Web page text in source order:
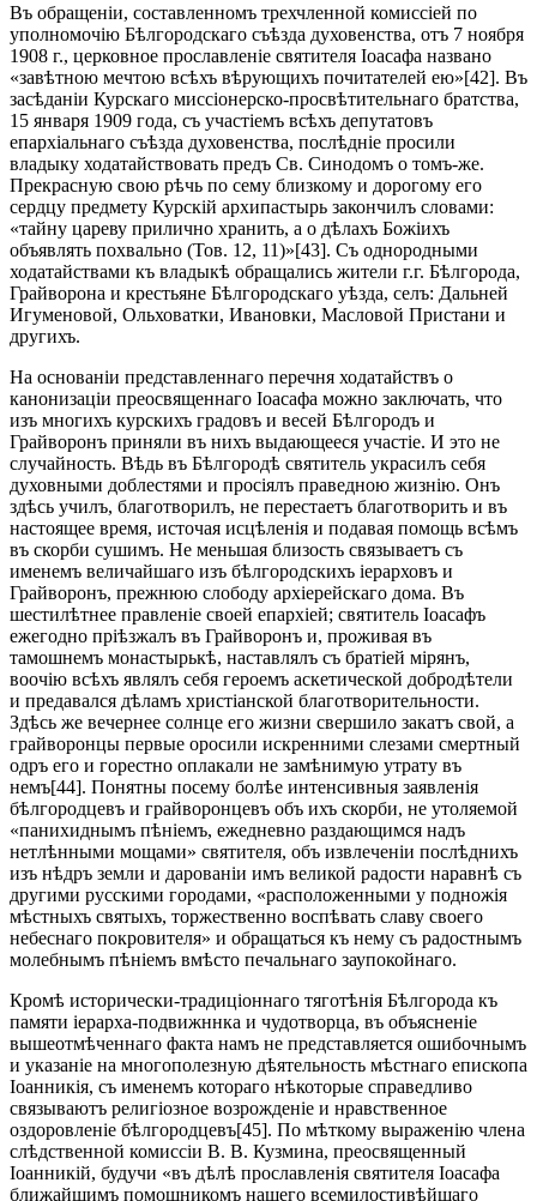
Въ обращеніи, составленномъ трехчленной комиссіей по
уполномочію Бѣлгородскаго съѣзда духовенства, отъ 7 ноября
1908 г., церковное прославленіе святителя Іоасафа названо
«завѣтною мечтою всѣхъ вѣрующихъ почитателей ею»[42]. Въ
засѣданіи Курскаго миссіонерско-просвѣтительнаго братства,
15 января 1909 года, съ участіемъ всѣхъ депутатовъ
епархіальнаго съѣзда духовенства, послѣдніе просили
владыку ходатайствовать предъ Св. Синодомъ о томъ-же.
Прекрасную свою рѣчь по сему близкому и дорогому его
сердцу предмету Курскій архипастырь закончилъ словами:
«тайну цареву прилично хранить, а о дѣлахъ Божіихъ
объявлять похвально (Тов. 12, 11)»[43]. Съ однородными
ходатайствами къ владыкѣ обращались жители г.г. Бѣлгорода,
Грайворона и крестьяне Бѣлгородскаго уѣзда, селъ: Дальней
Игуменовой, Ольховатки, Ивановки, Масловой Пристани и
другихъ.
На основаніи представленнаго перечня ходатайствъ о
канонизаціи преосвященнаго Іоасафа можно заключать, что
изъ многихъ курскихъ градовъ и весей Бѣлгородъ и
Грайворонъ приняли въ нихъ выдающееся участіе. И это не
случайность. Вѣдь въ Бѣлгородѣ святитель украсилъ себя
духовными доблестями и просіялъ праведною жизнію. Онъ
здѣсь училъ, благотворилъ, не перестаетъ благотворить и въ
настоящее время, источая исцѣленія и подавая помощь всѣмъ
въ скорби сушимъ. Не меньшая близость связываетъ съ
именемъ величайшаго изъ бѣлгородскихъ іерарховъ и
Грайворонъ, прежнюю слободу архіерейскаго дома. Въ
шестилѣтнее правленіе своей епархіей; святитель Іоасафъ
ежегодно пріѣзжалъ въ Грайворонъ и, проживая въ
тамошнемъ монастырькѣ, наставлялъ съ братіей мірянъ,
воочію всѣхъ являлъ себя героемъ аскетической добродѣтели
и предавался дѣламъ христіанской благотворительности.
Здѣсь же вечернее солнце его жизни свершило закатъ свой, а
грайворонцы первые оросили искренними слезами смертный
одръ его и горестно оплакали не замѣнимую утрату въ
немъ[44]. Понятны посему болѣе интенсивныя заявленія
бѣлгородцевъ и грайворонцевъ объ ихъ скорби, не утоляемой
«панихиднымъ пѣніемъ, ежедневно раздающимся надъ
нетлѣнными мощами» святителя, объ извлеченіи послѣднихъ
изъ нѣдръ земли и дарованіи имъ великой радости наравнѣ съ
другими русскими городами, «расположенными у подножія
мѣстныхъ святыхъ, торжественно воспѣвать славу своего
небеснаго покровителя» и обращаться къ нему съ радостнымъ
молебнымъ пѣніемъ вмѣсто печальнаго заупокойнаго.
Кромѣ исторически-традиціоннаго тяготѣнія Бѣлгорода къ
памяти іерарха-подвижннка и чудотворца, въ объясненіе
вышеотмѣченнаго факта намъ не представляется ошибочнымъ
и указаніе на многополезную дѣятельность мѣстнаго епископа
Іоанникія, съ именемъ котораго нѣкоторые справедливо
связываютъ религіозное возрожденіе и нравственное
оздоровленіе бѣлгородцевъ[45]. По мѣткому выраженію члена
слѣдственной комиссіи В. В. Кузмина, преосвященный
Іоанникій, будучи «въ дѣлѣ прославленія святителя Іоасафа
ближайшимъ помощникомъ нашего всемилостивѣйшаго